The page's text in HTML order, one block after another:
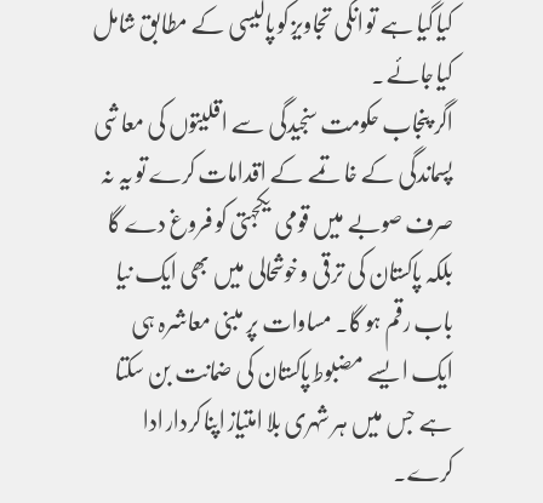
کیا گیا ہے تو انکی تجاویز کو پالیسی کے مطابق شامل
کیا جائے۔
اگر پنجاب حکومت سنجیدگی سے اقلیتوں کی معاشی
پسماندگی کے خاتمے کے اقدامات کرے تو یہ نہ
صرف صوبے میں قومی یکجہتی کو فروغ دے گا
بلکہ پاکستان کی ترقی و خوشحالی میں بھی ایک نیا
باب رقم ہو گا۔ مساوات پر مبنی معاشرہ ہی
ایک ایسے مضبوط پاکستان کی ضمانت بن سکتا
ہے جس میں ہر شہری بلا امتیاز اپنا کردار ادا
کرے۔